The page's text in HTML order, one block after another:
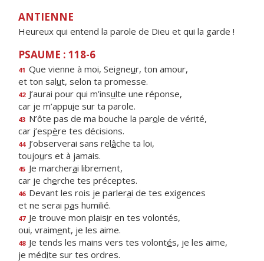
ANTIENNE
Heureux qui entend la parole de Dieu et qui la garde !
PSAUME : 118-6
41 Que vienne à moi, Seigneur, ton amour,
et ton salut, selon ta promesse.
42 J’aurai pour qui m’insulte une réponse,
car je m’appuie sur ta parole.
43 N’ôte pas de ma bouche la parole de vérité,
car j’espère tes décisions.
44 J’observerai sans relâche ta loi,
toujours et à jamais.
45 Je marcherai librement,
car je cherche tes préceptes.
46 Devant les rois je parlerai de tes exigences
et ne serai pas humilié.
47 Je trouve mon plaisir en tes volontés,
oui, vraiment, je les aime.
48 Je tends les mains vers tes volontés, je les aime,
je médite sur tes ordres.